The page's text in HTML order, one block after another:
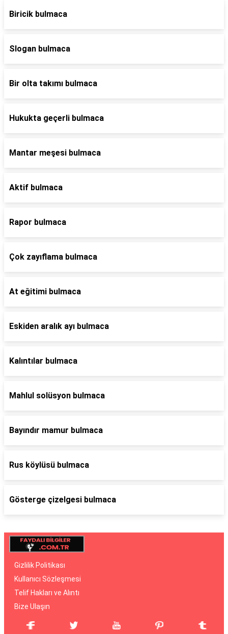
Biricik bulmaca
Slogan bulmaca
Bir olta takımı bulmaca
Hukukta geçerli bulmaca
Mantar meşesi bulmaca
Aktif bulmaca
Rapor bulmaca
Çok zayıflama bulmaca
At eğitimi bulmaca
Eskiden aralık ayı bulmaca
Kalıntılar bulmaca
Mahlul solüsyon bulmaca
Bayındır mamur bulmaca
Rus köylüsü bulmaca
Gösterge çizelgesi bulmaca
Gizlilik Politikası
Kullanıcı Sözleşmesi
Telif Hakları ve Alıntı
Bize Ulaşın